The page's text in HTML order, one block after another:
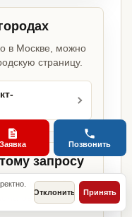
в Москве, можно
страницу.
запросу
широкий
без лишних
Отклонить Принять
Заявка Позвонить